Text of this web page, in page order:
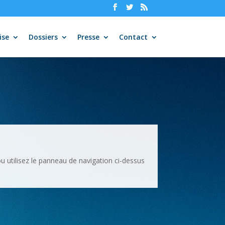
Dossiers Presse Contact
utilisez le panneau de navigation ci-dessus